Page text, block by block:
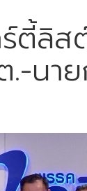
ตี้ลิส
นา